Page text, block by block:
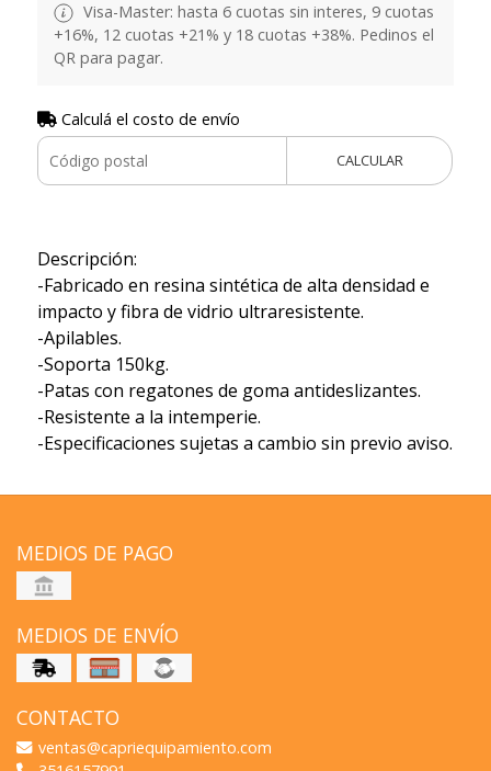
Visa-Master: hasta 6 cuotas sin interes, 9 cuotas
+16%, 12 cuotas +21% y 18 cuotas +38%. Pedinos el
QR para pagar.
Calculá el costo de envío
CALCULAR
Descripción:
-Fabricado en resina sintética de alta densidad e
impacto y fibra de vidrio ultraresistente.
-Apilables.
-Soporta 150kg.
-Patas con regatones de goma antideslizantes.
-Resistente a la intemperie.
-Especificaciones sujetas a cambio sin previo aviso.
MEDIOS DE PAGO
MEDIOS DE ENVÍO
CONTACTO
ventas@capriequipamiento.com